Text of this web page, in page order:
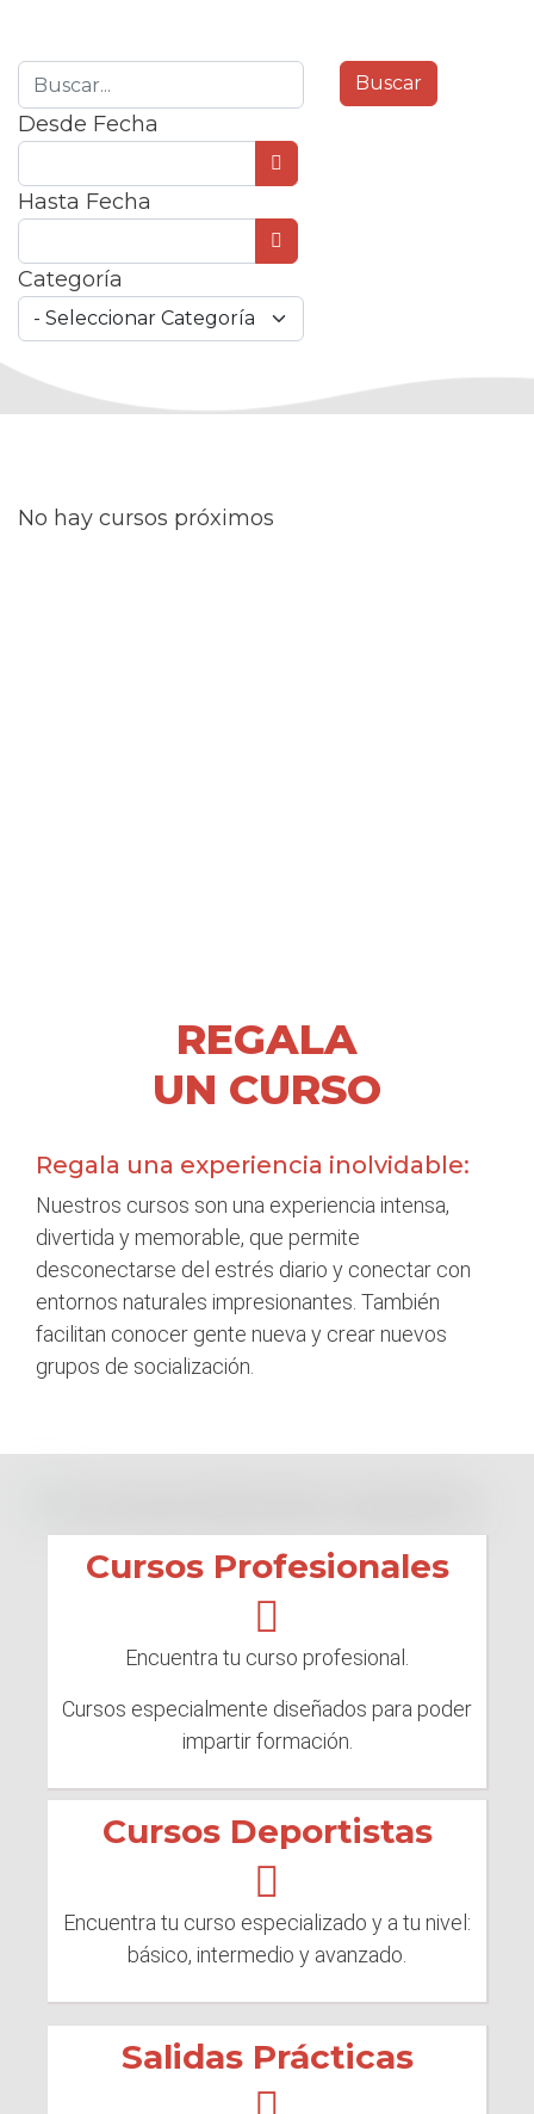
Desde Fecha
Abrir el calendario
Hasta Fecha
Abrir el calendario
Categoría
No hay cursos próximos
REGALA
UN CURSO
Regala una experiencia inolvidable:
Nuestros cursos son una experiencia intensa,
divertida y memorable, que permite
desconectarse del estrés diario y conectar con
entornos naturales impresionantes. También
facilitan conocer gente nueva y crear nuevos
grupos de socialización.
Cursos Profesionales
Encuentra tu curso profesional.
Cursos especialmente diseñados para poder
impartir formación.
Cursos Deportistas
Encuentra tu curso especializado y a tu nivel:
básico, intermedio y avanzado.
Salidas Prácticas